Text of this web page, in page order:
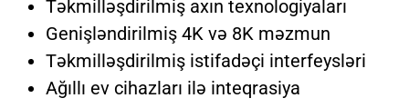
Təkmilləşdirilmiş axın texnologiyaları
Genişləndirilmiş 4K və 8K məzmun
Təkmilləşdirilmiş istifadəçi interfeysləri
Ağıllı ev cihazları ilə inteqrasiya